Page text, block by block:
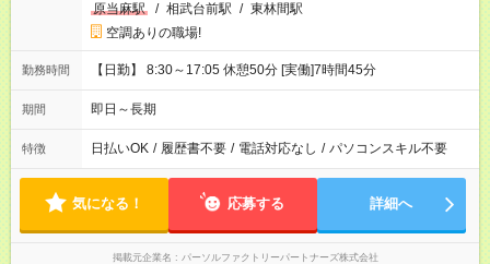
原当麻駅
/ 相武台前駅 / 東林間駅
空調ありの職場!
勤務時間 【日勤】 8:30～17:05 休憩50分 [実働]7時間45分
期間 即日～長期
特徴 日払いOK / 履歴書不要 / 電話対応なし / パソコンスキル不要
気になる！ 応募する 詳細へ
掲載元企業名 パーソルファクトリーパートナーズ株式会社